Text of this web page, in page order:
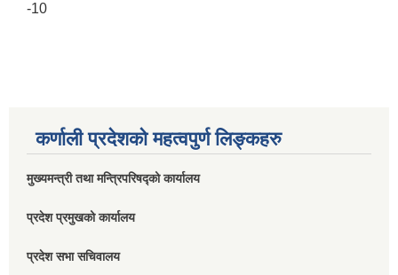
-10
कर्णाली प्रदेशको महत्वपुर्ण लिङ्कहरु
मुख्यमन्त्री तथा मन्त्रिपरिषद्को कार्यालय
प्रदेश प्रमुखको कार्यालय
प्रदेश सभा सचिवालय